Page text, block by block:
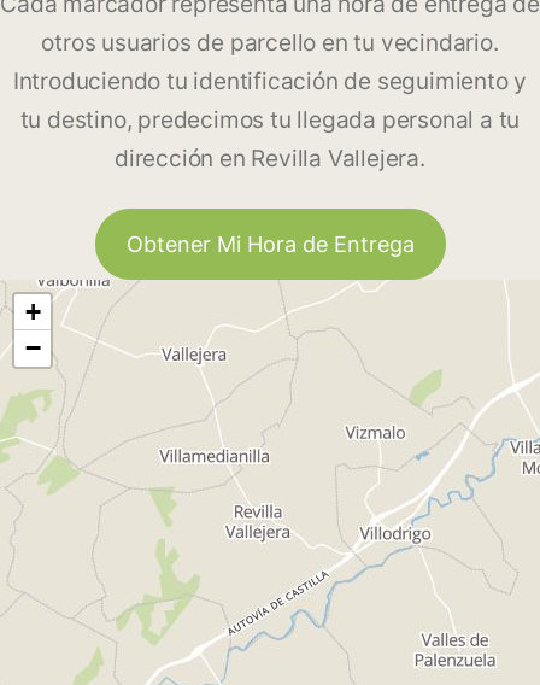
otros usuarios de parcello en tu vecindario.
Introduciendo tu identificación de seguimiento y
tu destino, predecimos tu llegada personal a tu
dirección en Revilla Vallejera.
Obtener Mi Hora de Entrega
+
−